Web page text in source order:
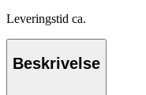
Leveringstid ca.
Beskrivelse